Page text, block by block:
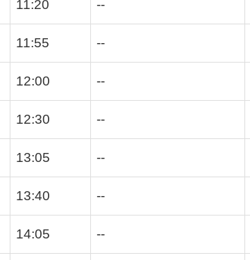
11:20 --
11:55 --
12:00 --
12:30 --
13:05 --
13:40 --
14:05 --